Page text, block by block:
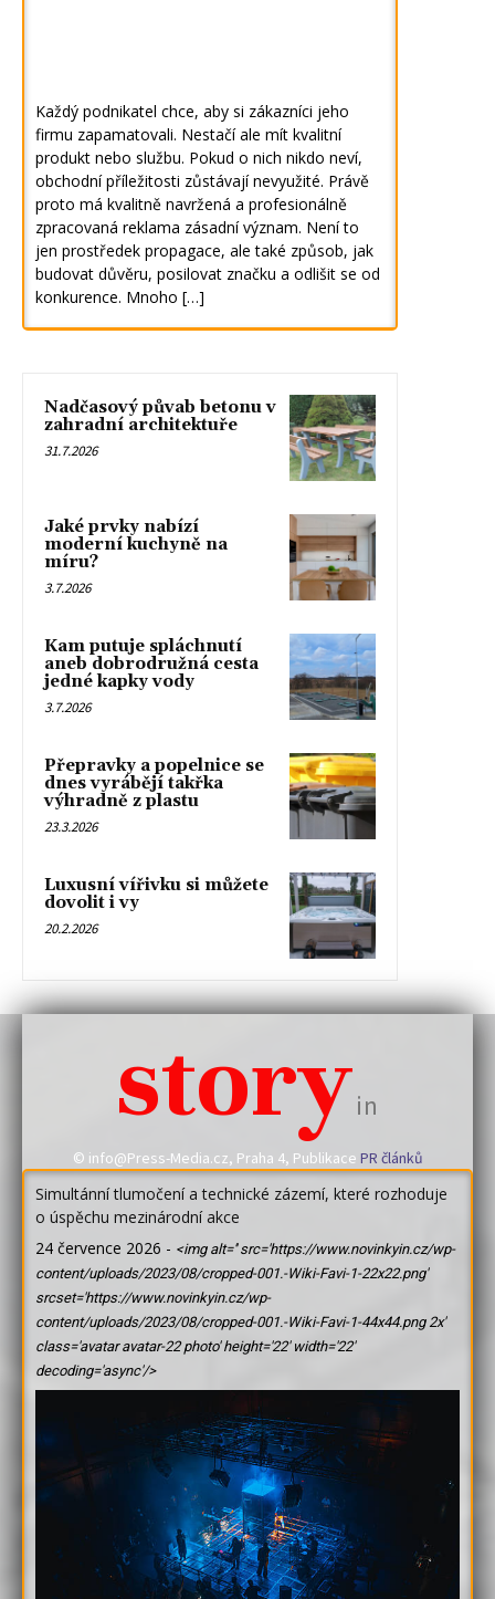
Každý podnikatel chce, aby si zákazníci jeho
firmu zapamatovali. Nestačí ale mít kvalitní
produkt nebo službu. Pokud o nich nikdo neví,
obchodní příležitosti zůstávají nevyužité. Právě
proto má kvalitně navržená a profesionálně
zpracovaná reklama zásadní význam. Není to
jen prostředek propagace, ale také způsob, jak
budovat důvěru, posilovat značku a odlišit se od
konkurence. Mnoho […]
Nadčasový půvab betonu v
zahradní architektuře
31.7.2026
Jaké prvky nabízí
moderní kuchyně na
míru?
3.7.2026
Kam putuje spláchnutí
aneb dobrodružná cesta
jedné kapky vody
3.7.2026
Přepravky a popelnice se
dnes vyrábějí takřka
výhradně z plastu
23.3.2026
Luxusní vířivku si můžete
dovolit i vy
20.2.2026
storyin
© info@Press-Media.cz, Praha 4, Publikace PR článků
Simultánní tlumočení a technické zázemí, které rozhoduje
o úspěchu mezinárodní akce
24 července 2026 - <img alt='' src='https://www.novinkyin.cz/wp-
content/uploads/2023/08/cropped-001.-Wiki-Favi-1-22x22.png'
srcset='https://www.novinkyin.cz/wp-
content/uploads/2023/08/cropped-001.-Wiki-Favi-1-44x44.png 2x'
class='avatar avatar-22 photo' height='22' width='22'
decoding='async'/>